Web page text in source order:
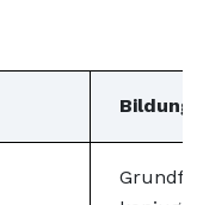
Bildung